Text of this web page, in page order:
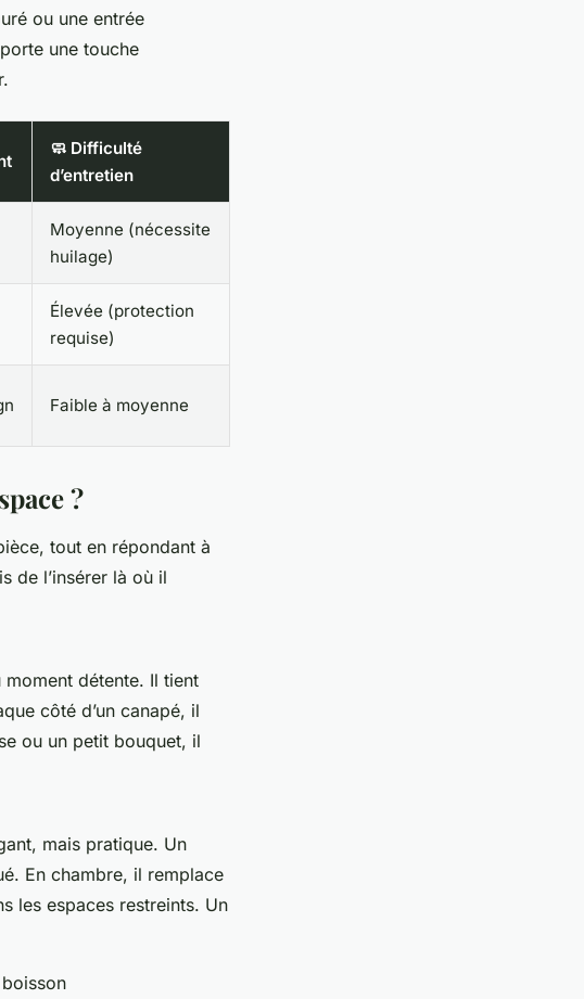
ou une entrée
une touche
🧼 Difficulté
d’entretien
Moyenne (nécessite
huilage)
Élevée (protection
requise)
Faible à moyenne
?
tout en répondant à
de l’insérer là où il
détente. Il tient
côté d’un canapé, il
ou un petit bouquet, il
mais pratique. Un
En chambre, il remplace
les espaces restreints. Un